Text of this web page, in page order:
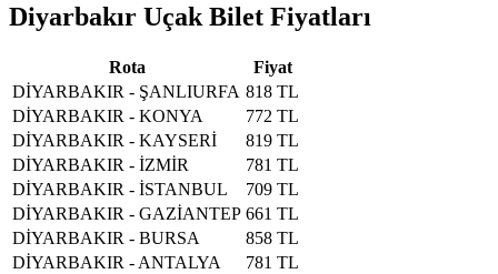
Diyarbakır Uçak Bilet Fiyatları
Rota
Fiyat
DİYARBAKIR - ŞANLIURFA 818 TL
DİYARBAKIR - KONYA
772 TL
DİYARBAKIR - KAYSERİ
819 TL
DİYARBAKIR - İZMİR
781 TL
DİYARBAKIR - İSTANBUL
709 TL
DİYARBAKIR - GAZİANTEP 661 TL
DİYARBAKIR - BURSA
858 TL
DİYARBAKIR - ANTALYA
781 TL